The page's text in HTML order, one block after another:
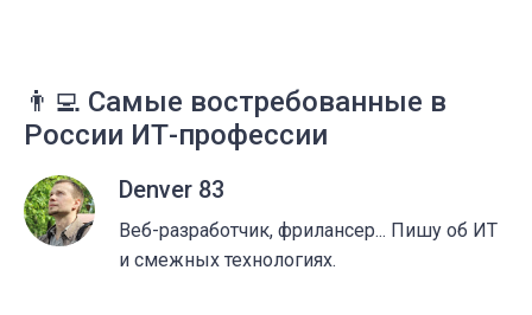
👨‍💻 Самые востребованные в
России ИТ-профессии
Denver 83
Веб-разработчик, фрилансер... Пишу об ИТ
и смежных технологиях.